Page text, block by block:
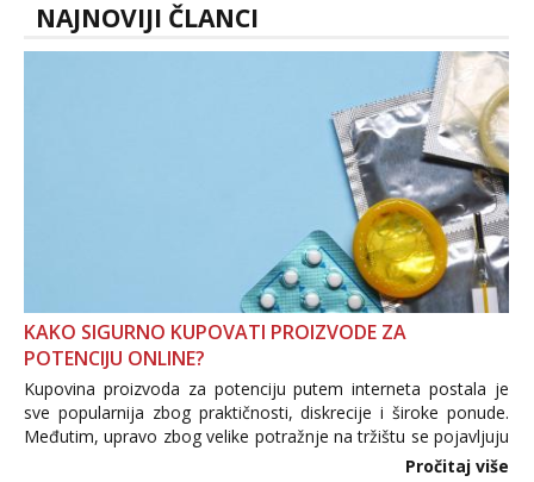
NAJNOVIJI ČLANCI
KAKO SIGURNO KUPOVATI PROIZVODE ZA
POTENCIJU ONLINE?
Kupovina proizvoda za potenciju putem interneta postala je
sve popularnija zbog praktičnosti, diskrecije i široke ponude.
Međutim, upravo zbog velike potražnje na tržištu se pojavljuju
i brojni krivotvoreni proizvodi, nepouzdane internetske
Pročitaj više